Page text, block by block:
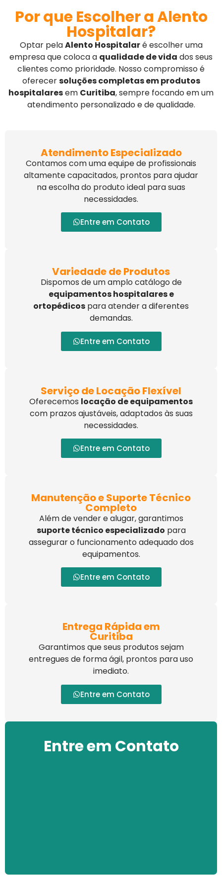
Por que Escolher a Alento
Hospitalar?
Optar pelaAlento Hospitalaré escolher uma
empresa que coloca a qualidade de vida dos seus
clientes como prioridade. Nosso compromisso é
oferecersoluções completas em produtos
hospitalaresem Curitiba, sempre focando em um
atendimento personalizado e de qualidade.
Atendimento Especializado
Contamos com uma equipe de profissionais
altamente capacitados, prontos para ajudar
na escolha do produto ideal para suas
necessidades.
Entre em Contato
Variedade de Produtos
Dispomos de um amplo catálogo de
equipamentos hospitalares e
ortopédicos para atender a diferentes
demandas.
Entre em Contato
Serviço de Locação Flexível
Oferecemos locação de equipamentos
com prazos ajustáveis, adaptados às suas
necessidades.
Entre em Contato
Manutenção e Suporte Técnico
Completo
Além de vender e alugar, garantimos
suporte técnico especializado para
assegurar o funcionamento adequado dos
equipamentos.
Entre em Contato
Entrega Rápida em
Curitiba
Garantimos que seus produtos sejam
entregues de forma ágil, prontos para uso
imediato.
Entre em Contato
Entre em Contato